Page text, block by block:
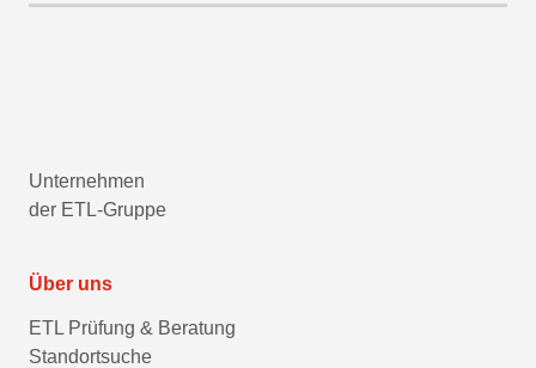
Unternehmen
der ETL-Gruppe
Über uns
ETL Prüfung & Beratung
Standortsuche